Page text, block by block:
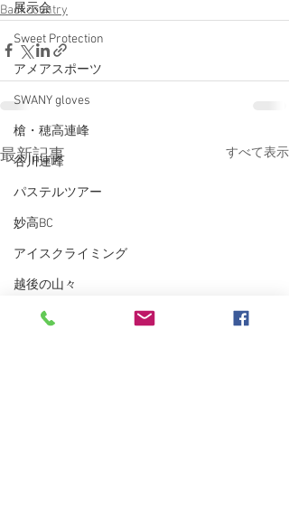
展示会
Sweet Protection
アメアスポーツ
SWANY gloves
槍・穂高連峰
谷川連峰
パステルツアー
妙高BC
アイスクライミング
越後の山々
東北BC
Backcountry
最新記事 すべて表示